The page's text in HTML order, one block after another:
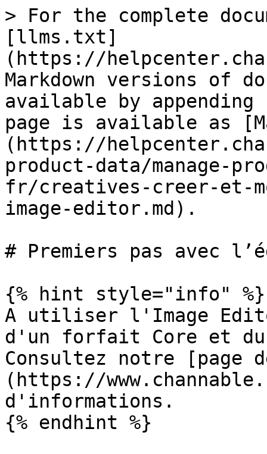
> For the complete
[llms.txt]
(https://
Markdown versions of
available by
page is available as
(https://
product-data/manage-
fr/creatives-creer-et-
image-editor.md).
# Premiers pas avec
{% hint style="info" %}
A utiliser l'Image
d'un forfait Core et
Consultez notre
(https://
d'informations.
{% endhint %}